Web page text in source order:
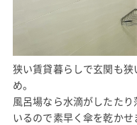
狭い賃貸暮らしで玄関も
め。
風呂場なら水滴がしたた
いるので素早く傘を乾かせ